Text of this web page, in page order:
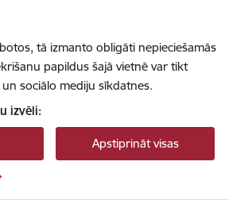
tā izmanto obligāti nepieciešamās
papildus šajā vietnē var tikt
sociālo mediju sīkdatnes.
izvēli:
Apstiprināt visas